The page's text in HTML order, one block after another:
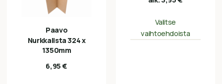
Paavo
Nurkkalista 324 x
1350mm
6,95€
Valitse
vaihtoehdoista